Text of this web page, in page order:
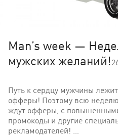
Man’s week —
мужских желаний!
Путь к сердцу мужчины
офферы! Поэтому всю
ждут офферы, с
промокоды и другие
рекламодателей! …